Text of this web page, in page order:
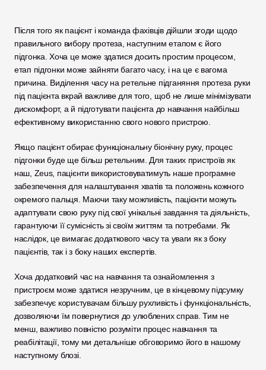
Після того як пацієнт і команда фахівців дійшли згоди щодо
правильного вибору протеза, наступним етапом є його
підгонка. Хоча це може здатися досить простим процесом,
етап підгонки може зайняти багато часу, і на це є вагома
причина. Виділення часу на ретельне підганяння протеза руки
під пацієнта вкрай важливе для того, щоб не лише мінімізувати
дискомфорт, а й підготувати пацієнта до навчання найбільш
ефективному використанню свого нового пристрою.
Якщо пацієнт обирає функціональну біонічну руку, процес
підгонки буде ще більш ретельним. Для таких пристроїв як
наш, Zeus, пацієнти використовуватимуть наше програмне
забезпечення для налаштування хватів та положень кожного
окремого пальця. Маючи таку можливість, пацієнти можуть
адаптувати свою руку під свої унікальні завдання та діяльність,
гарантуючи її сумісність зі своїм життям та потребами. Як
наслідок, це вимагає додаткового часу та уваги як з боку
пацієнтів, так і з боку наших експертів.
Хоча додатковий час на навчання та ознайомлення з
пристроєм може здатися незручним, це в кінцевому підсумку
забезпечує користувачам більшу рухливість і функціональність,
дозволяючи їм повернутися до улюблених справ. Тим не
менш, важливо повністю розуміти процес навчання та
реабілітації, тому ми детальніше обговоримо його в нашому
наступному блозі.